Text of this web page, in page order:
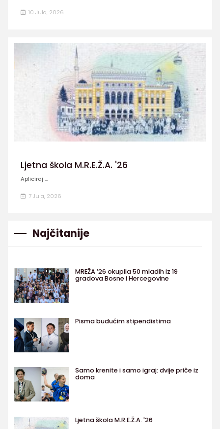
10 Jula, 2026
Ljetna škola M.R.E.Ž.A. '26
Apliciraj ...
7 Jula, 2026
Najčitanije
MREŽA ’26 okupila 50 mladih iz 19
gradova Bosne i Hercegovine
Pisma budućim stipendistima
Samo krenite i samo igraj: dvije priče iz
doma
Ljetna škola M.R.E.Ž.A. '26